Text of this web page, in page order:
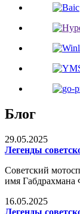
Блог
29.05.2025
Легенды
Советский
имя Габдрахмана
16.05.2025
Легенды